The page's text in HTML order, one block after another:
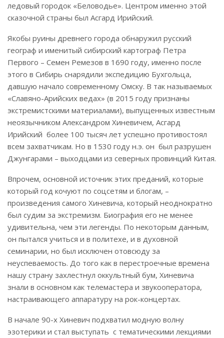
ледовый городок «Беловодье». Центром именно этой
сказочной страны был Асгард Ирийский.
Якобы руины древнего города обнаружил русский
географ и именитый сибирский картограф Петра
Первого – Семен Ремезов в 1690 году, именно после
этого в Сибирь снарядили экспедицию Бухгольца,
давшую начало современному Омску. В так называемых
«Славяно-Арийских ведах» (в 2015 году признаны
экстремистскими материалами), выпущенных известным
неоязычником Александром Хиневичем, Асгард
Ирийский более 100 тысяч лет успешно противостоял
всем захватчикам. Но в 1530 году н.э. он был разрушен
Джунгарами – выходцами из северных провинций Китая.
Впрочем, основной источник этих преданий, которые
который год кочуют по соцсетям и блогам, –
произведения самого Хиневича, который неоднократно
был судим за экстремизм. Биография его не менее
удивительна, чем эти легенды. По некоторым данным,
он пытался учиться и в политехе, и в духовной
семинарии, но был исключен отовсюду за
неуспеваемость. До того как в перестроечные времена
нашу страну захлестнул оккультный бум, Хиневича
знали в основном как телемастера и звукооператора,
настраивающего аппаратуру на рок-концертах.
В начале 90-х Хиневич подхватил модную волну
эзотерики и стал выступать с тематическими лекциями